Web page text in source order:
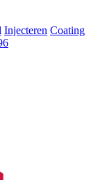
Injecteren Coating